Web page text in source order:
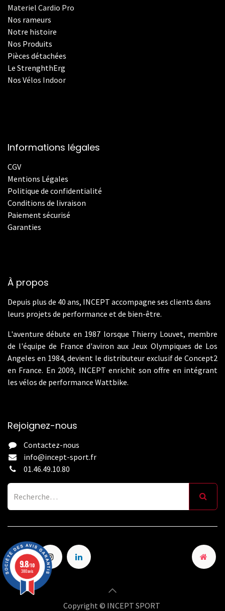
Materiel Cardio Pro
Nos rameurs
Notre histoire
Nos Produits
Pièces détachées
Le StrenghthErg
Nos Vélos Indoor
Informations légales
CGV
Mentions Légales
Politique de confidentialité
Conditions de livraison
Paiement sécurisé
Garanties
À propos
Depuis plus de 40 ans, INCEPT accompagne ses clients dans
leurs projets de performance et de bien-être.
L'aventure débute en 1987 lorsque Thierry Louvet, membre
de l'équipe de France d'aviron aux Jeux Olympiques de Los
Angeles en 1984, devient le distributeur exclusif de Concept2
en France. En 2009, INCEPT enrichit son offre en intégrant
les vélos de performance Wattbike.
Rejoignez-nous
Contactez-nous
info@incept-sport.fr
01.46.49.10.80
Copyright © INCEPT SPORT
9.8/10
380 avis